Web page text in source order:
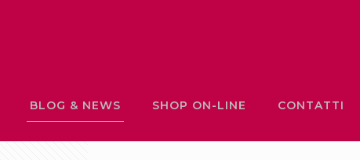
BLOG & NEWS SHOP ON-LINE CONTATTI